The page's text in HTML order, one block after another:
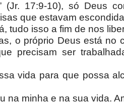
(Jr. 17:9-10), só Deus
que estavam
tudo isso a fim de nos
o próprio Deus está no
precisam ser
vida para que possa
na minha e na sua vida.